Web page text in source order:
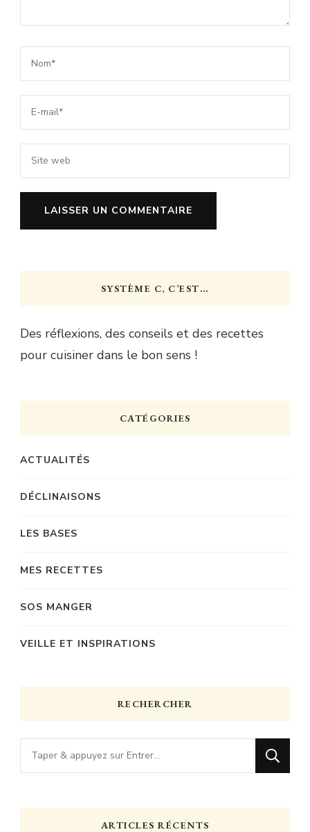
SYSTÈME C, C’EST…
Des réflexions, des conseils et des recettes
pour cuisiner dans le bon sens !
CATÉGORIES
ACTUALITÉS
DÉCLINAISONS
LES BASES
MES RECETTES
SOS MANGER
VEILLE ET INSPIRATIONS
RECHERCHER
Vous
recherchiez
chose
ARTICLES RÉCENTS